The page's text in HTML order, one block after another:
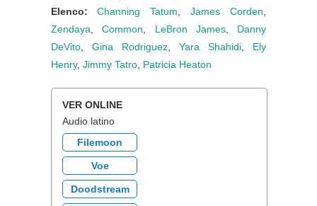
Elenco:
Channing Tatum James Corden
Zendaya ,Common LeBron James, Danny
DeVito
Gina Rodriguez Yara Shahidi
Ely
Henry, Jimmy Tatro Patricia Heaton
VER ONLINE
Audio latino
Filemoon
Voe
Doodstream